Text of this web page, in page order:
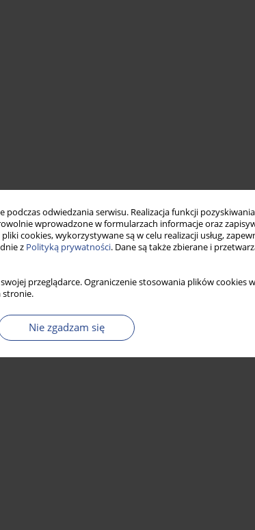
podczas odwiedzania serwisu. Realizacja funkcji
wprowadzone w formularzach informacje oraz
cookies, wykorzystywane są w celu realizacji usług,
z Polityką prywatności. Dane są także zbierane i
przeglądarce. Ograniczenie stosowania plików cookies
stronie.
Nie zgadzam się